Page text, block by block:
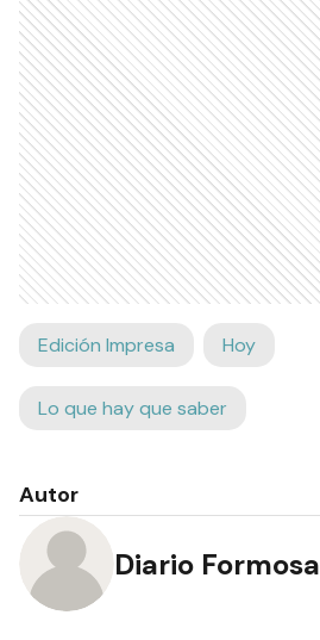
Edición Impresa Hoy
Lo que hay que saber
Autor
Diario Formosa